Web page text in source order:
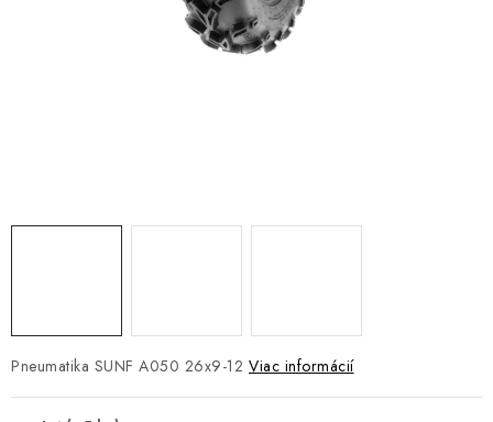
OLEJE MAXIMA A FILTRE
ŠTVORKOLKY
Pneumatika SUNF A050 26x9-12 Viac informácií